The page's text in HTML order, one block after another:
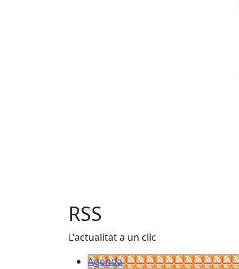
RSS
L'actualitat a un clic
Agenda